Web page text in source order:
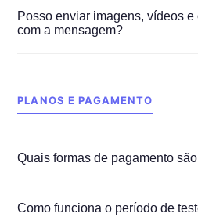
Posso enviar imagens, vídeos
com a mensagem?
PLANOS E PAGAMENTO
Quais formas de pagamento
Como funciona o período de